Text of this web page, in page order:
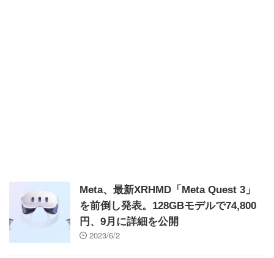
Meta、最新XRHMD「Meta Quest 3」
を前倒し発表。128GBモデルで74,800
円、9月に詳細を公開
2023/6/2